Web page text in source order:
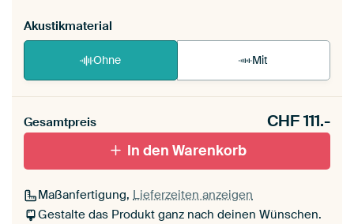
Akustikmaterial
Ohne Mit
Gesamtpreis CHF111.-
In den Warenkorb
Maßanfertigung, Lieferzeiten anzeigen
Gestalte das Produkt ganz nach deinen Wünschen.